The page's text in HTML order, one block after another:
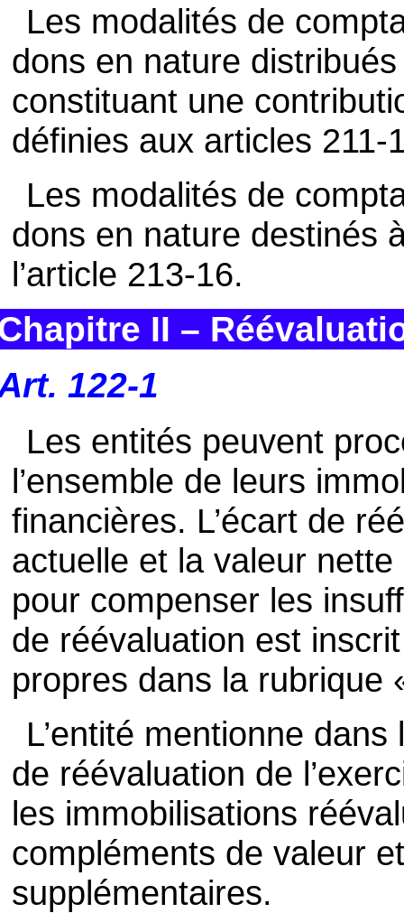
Les modalités de
dons en nature
constituant une
définies aux articles 211-
Les modalités de
dons en nature destinés
l’article 213-16.
II –
122-1
Les entités peuvent
l’ensemble de leurs
financières. L’écart de
actuelle et la valeur
pour compenser les
de réévaluation est
propres dans la rubrique
L’entité mentionne dans
de réévaluation de
les immobilisations
compléments de valeur
supplémentaires.